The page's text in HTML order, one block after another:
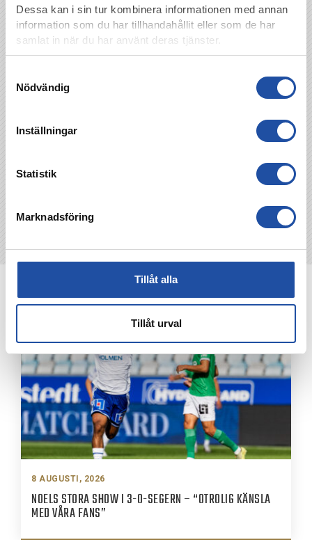
Dessa kan i sin tur kombinera informationen med annan
information som du har tillhandahållit eller som de har
samlat in när du har använt deras tjänster.
Nödvändig
Inställningar
Statistik
Marknadsföring
Tillåt alla
Tillåt urval
Biljetter till matchen hittar duhär.
Matchen sänds av Viaplay, du hittar
sändningenhär
NYHETER
8 AUGUSTI, 2026
NOELS STORA SHOW I 3-0-SEGERN – “OTROLIG KÄNSLA
MED VÅRA FANS”